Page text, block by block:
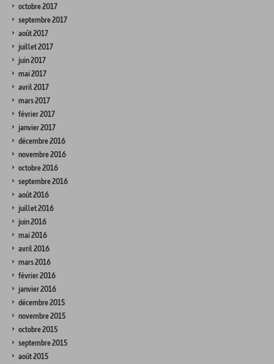
octobre 2017
septembre 2017
août 2017
juillet 2017
juin 2017
mai 2017
avril 2017
mars 2017
février 2017
janvier 2017
décembre 2016
novembre 2016
octobre 2016
septembre 2016
août 2016
juillet 2016
juin 2016
mai 2016
avril 2016
mars 2016
février 2016
janvier 2016
décembre 2015
novembre 2015
octobre 2015
septembre 2015
août 2015